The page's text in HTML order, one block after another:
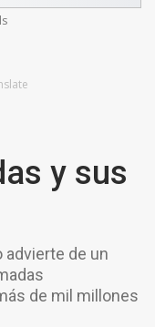
y sus
advierte de un
de mil millones